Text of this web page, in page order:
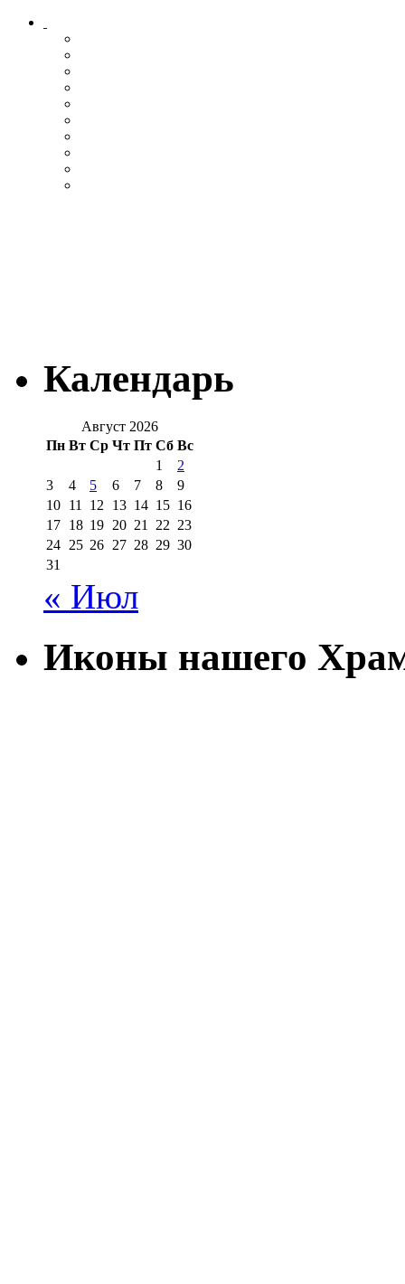
Календарь
Август 2026
Пн Вт Ср Чт Пт Сб Вс
1
2
3
4 5 6 7 8
9
10 11 12 13 14 15 16
17 18 19 20 21 22 23
24 25 26 27 28 29 30
31
« Июл
Иконы нашего